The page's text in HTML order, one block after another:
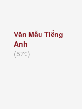
Văn Mẫu Tiếng
Anh
(579)